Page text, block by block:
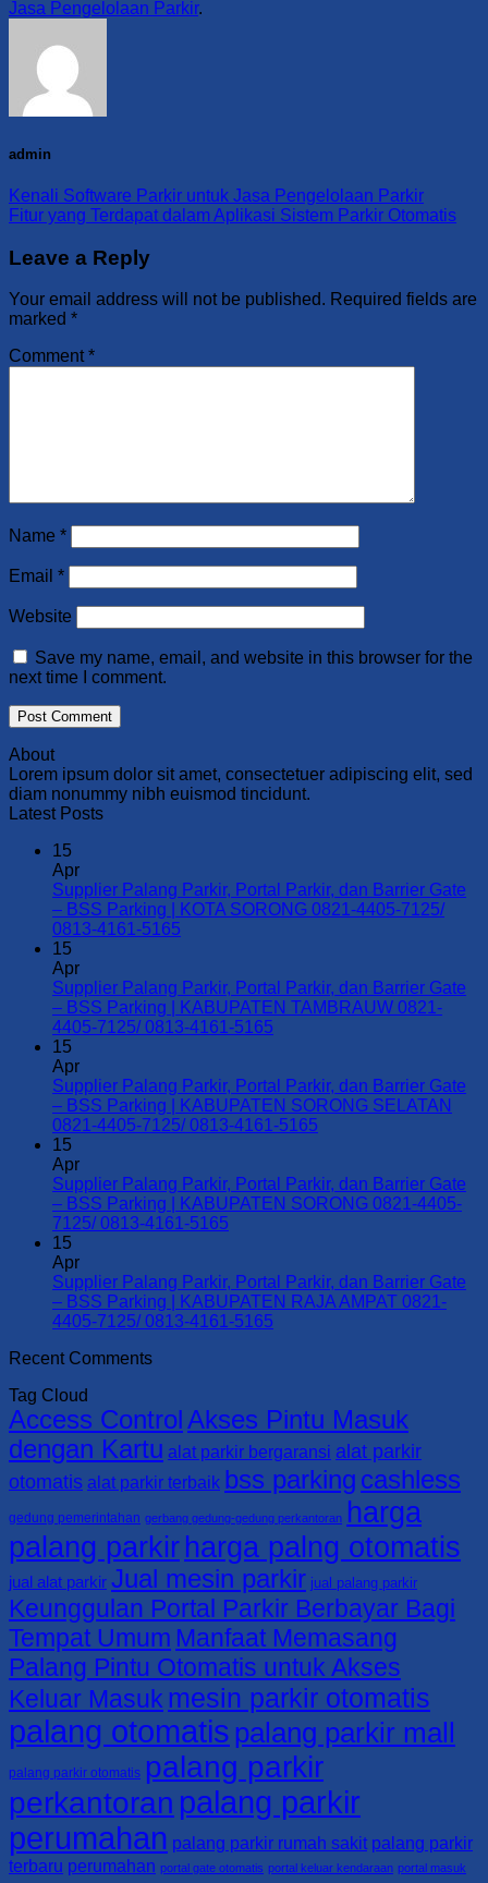
Jasa Pengelolaan Parkir.
admin
Kenali Software Parkir untuk Jasa Pengelolaan Parkir
Fitur yang Terdapat dalam Aplikasi Sistem Parkir Otomatis
Leave a Reply
Your email address will not be published. Required fields are
marked *
Comment*
Name *
Email *
Website
Save my name, email, and website in this browser for the
next time I comment.
About
Lorem ipsum dolor sit amet, consectetuer adipiscing elit, sed
diam nonummy nibh euismod tincidunt.
Latest Posts
15
Apr
Supplier Palang Parkir, Portal Parkir, dan Barrier Gate
– BSS Parking | KOTA SORONG 0821-4405-7125/
0813-4161-5165
Supplier
Palang
Parkir,
dan
Barrier
Gate
Parking
|
KOTA
4405-
7125/
0813-
15
Apr
Supplier Palang Parkir, Portal Parkir, dan Barrier Gate
– BSS Parking | KABUPATEN TAMBRAUW 0821-
4405-7125/ 0813-4161-5165
Supplier
Palang
Parkir,
dan
Barrier
Parking
|
KABUPATEN
0813-
4161-
5165
15
Apr
Supplier Palang Parkir, Portal Parkir, dan Barrier Gate
– BSS Parking | KABUPATEN SORONG SELATAN
0821-4405-7125/ 0813-4161-5165
Supplier
Palang
dan
Barrier
KABUPATEN
SORONG
SELATAN
0821-
4405-
7125/
4161-
5165
15
Apr
Supplier Palang Parkir, Portal Parkir, dan Barrier Gate
– BSS Parking | KABUPATEN SORONG 0821-4405-
7125/ 0813-4161-5165
Supplier
Palang
Parkir,
Gate
–
BSS
Parking
|
KABUPATEN
SORONG
0821-
4405-
7125/
0813-
4161-
5165
15
Apr
Supplier Palang Parkir, Portal Parkir, dan Barrier Gate
– BSS Parking | KABUPATEN RAJA AMPAT 0821-
4405-7125/ 0813-4161-5165
Parkir,
Portal
Parkir,
dan
Barrier
Gate
BSS
Parking
|
KABUPATEN
RAJA
AMPAT
0821-
4405-
7125/
0813-
4161-
5165
Recent Comments
Tag Cloud
Access Control Akses Pintu Masuk
dengan Kartu alat parkir bergaransi alat parkir
otomatis alat parkir terbaik bss parking cashless
gedung pemerintahan gerbang gedung-gedung perkantoran harga
palang parkirharga palng otomatis
jual alat parkir Jual mesin parkir jual palang parkir
Keunggulan Portal Parkir Berbayar Bagi
Tempat Umum Manfaat Memasang
Palang Pintu Otomatis untuk Akses
Keluar Masuk mesin parkir otomatis
palang otomatis palang parkir mall
palang parkir otomatis palang parkir
perkantoran palang parkir
perumahan palang parkir rumah sakit palang parkir
terbaru perumahan portal gate otomatis portal keluar kendaraan portal masuk